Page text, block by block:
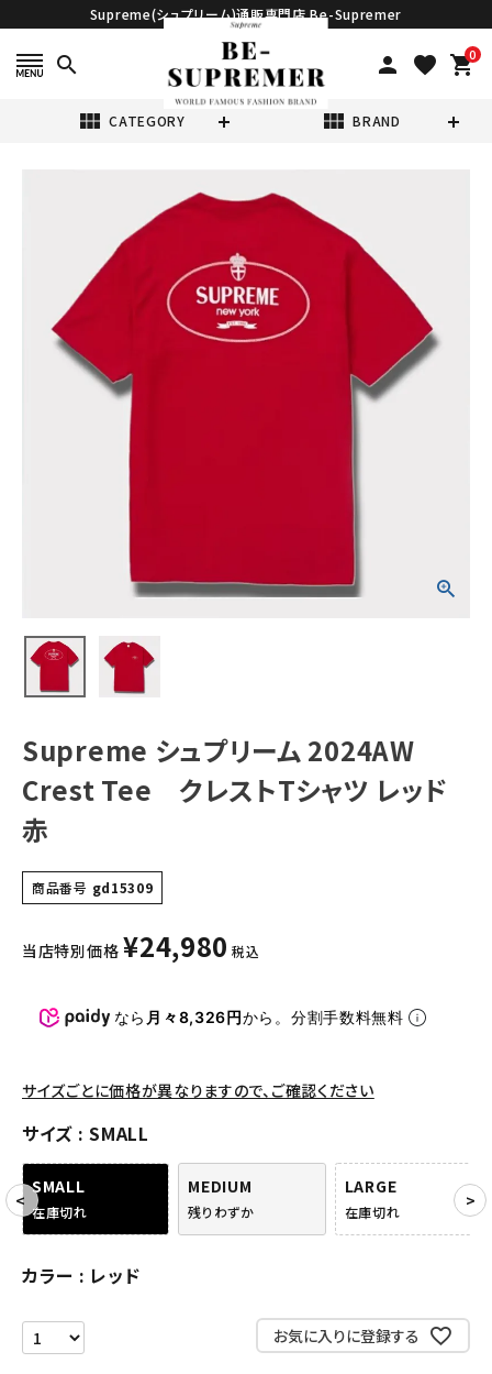
Supreme(シュプリーム)通販専門店 Be-Supremer
search person favorite 0
shopping_cart
view_module CATEGORY view_module BRAND
Tシャツ・ロングスリーブ
パーカー・トレーナー
キャップ・ハット
その他バッグ類
スニーカー・ブーツ
COLLABORATION BRAND
SEASON
CONTENTS
ようこそ ゲスト 様
meeting_room ログイン
Supreme シュプリーム 2024AW
Crest Tee クレストTシャツ レッド
赤
商品番号 gd15309
当店特別価格 ¥24,980 税込
なら 月々8,326円から。分割手数料無料
サイズごとに価格が異なりますので、ご確認ください
サイズ SMALL
SMALL
在庫切れ
MEDIUM
残りわずか
LARGE
在庫切れ
カラー レッド
お気に入りに登録する